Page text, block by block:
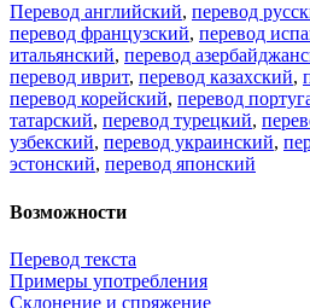
Перевод английский, перевод
перевод французский, перевод
итальянский, перевод
перевод иврит, перевод казахский,
перевод корейский, перевод
татарский, перевод турецкий,
узбекский, перевод украинский,
эстонский, перевод японский
Возможности
Перевод текста
Примеры употребления
Склонение и спряжение